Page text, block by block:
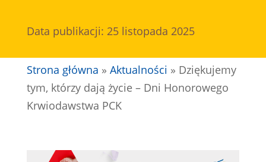
Data publikacji: 25 listopada 2025
Strona główna » Aktualności » Dziękujemy
tym, którzy dają życie – Dni Honorowego
Krwiodawstwa PCK